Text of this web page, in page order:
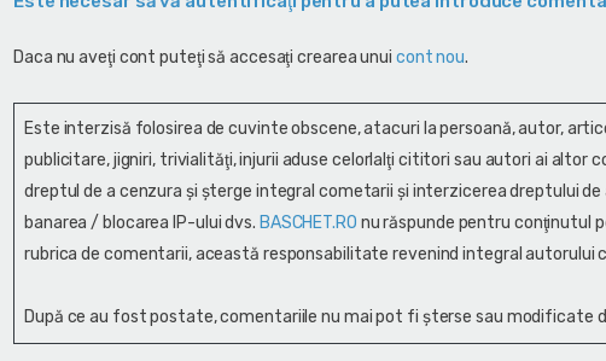
Daca nu aveţi cont puteţi să accesaţi crearea unui cont nou.
Este interzisă folosirea de cuvinte obscene, atacuri la persoană, autor,
publicitare, jigniri, trivialităţi, injurii aduse celorlalţi cititori sau autori ai altor
dreptul de a cenzura și şterge integral cometarii și interzicerea dreptului de
banarea / blocarea IP-ului dvs. BASCHET.RO nu răspunde pentru conţinutul
rubrica de comentarii, această responsabilitate revenind integral autorului
După ce au fost postate, comentariile nu mai pot fi șterse sau modificate